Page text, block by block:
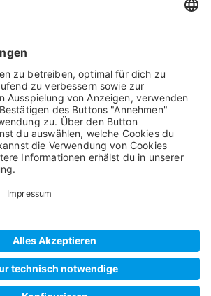
Pixum
Widerrufsbelehrung
Datenschutz
AGB/Kundeninfos
Impressum
©2026artboxONE